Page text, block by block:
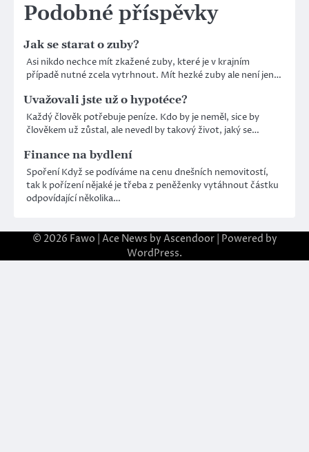
Podobné příspěvky
Jak se starat o zuby?
Asi nikdo nechce mít zkažené zuby, které je v krajním
případě nutné zcela vytrhnout. Mít hezké zuby ale není jen…
Uvažovali jste už o hypotéce?
Každý člověk potřebuje peníze. Kdo by je neměl, sice by
člověkem už zůstal, ale nevedl by takový život, jaký se…
Finance na bydlení
Spoření Když se podíváme na cenu dnešních nemovitostí,
tak k pořízení nějaké je třeba z peněženky vytáhnout částku
odpovídající několika…
© 2026 Fawo | Ace News by Ascendoor| Powered by
WordPress.